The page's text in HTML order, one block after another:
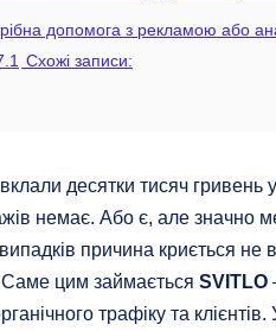
допомога з рекламою або
Схожі записи:
десятки тисяч
немає. Або є, але значно
випадків причина криється
цим займається SVITLO
трафіку та